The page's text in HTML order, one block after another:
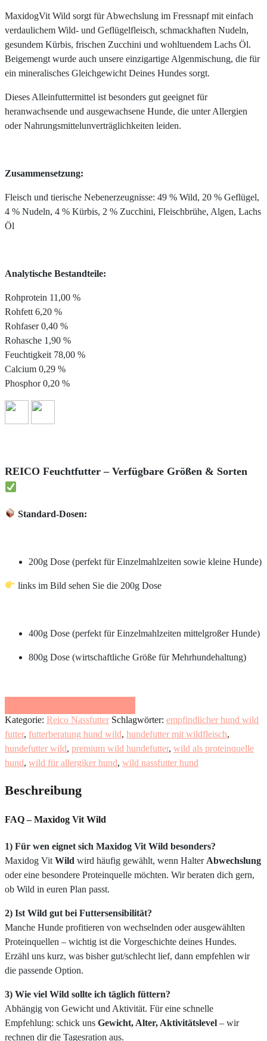
MaxidogVit Wild sorgt für Abwechslung im Fressnapf mit einfach
verdaulichem Wild- und Geflügelfleisch, schmackhaften Nudeln,
gesundem Kürbis, frischen Zucchini und wohltuendem Lachs Öl.
Beigemengt wurde auch unsere einzigartige Algenmischung, die für
ein mineralisches Gleichgewicht Deines Hundes sorgt.
Dieses Alleinfuttermittel ist besonders gut geeignet für
heranwachsende und ausgewachsene Hunde, die unter Allergien
oder Nahrungsmittelunverträglichkeiten leiden.
Zusammensetzung:
Fleisch und tierische Nebenerzeugnisse: 49 % Wild, 20 % Geflügel,
4 % Nudeln, 4 % Kürbis, 2 % Zucchini, Fleischbrühe, Algen, Lachs
Öl
Analytische Bestandteile:
Rohprotein 11,00 %
Rohfett 6,20 %
Rohfaser 0,40 %
Rohasche 1,90 %
Feuchtigkeit 78,00 %
Calcium 0,29 %
Phosphor 0,20 %
REICO Feuchtfutter – Verfügbare Größen & Sorten
Standard-Dosen:
200g Dose (perfekt für Einzelmahlzeiten sowie kleine Hunde)
links im Bild sehen Sie die 200g Dose
400g Dose (perfekt für Einzelmahlzeiten mittelgroßer Hunde)
800g Dose (wirtschaftliche Größe für Mehrhundehaltung)
Kategorie: Reico Nassfutter Schlagwörter: empfindlicher hund wild
futter, futterberatung hund wild, hundefutter mit wildfleisch,
hundefutter wild, premium wild hundefutter, wild als proteinquelle
hund, wild für allergiker hund, wild nassfutter hund
Beschreibung
FAQ – Maxidog Vit Wild
1) Für wen eignet sich Maxidog Vit Wild besonders?
Maxidog Vit Wild wird häufig gewählt, wenn Halter Abwechslung
oder eine besondere Proteinquelle möchten. Wir beraten dich gern,
ob Wild in euren Plan passt.
2) Ist Wild gut bei Futtersensibilität?
Manche Hunde profitieren von wechselnden oder ausgewählten
Proteinquellen – wichtig ist die Vorgeschichte deines Hundes.
Erzähl uns kurz, was bisher gut/schlecht lief, dann empfehlen wir
die passende Option.
3) Wie viel Wild sollte ich täglich füttern?
Abhängig von Gewicht und Aktivität. Für eine schnelle
Empfehlung: schick uns Gewicht, Alter, Aktivitätslevel – wir
rechnen dir die Tagesration aus.